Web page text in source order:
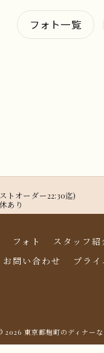
フォト一覧
トオーダー22:30迄)
あり
フォト スタッフ紹
お問い合わせ プラ
2026 東京都麹町のディナー